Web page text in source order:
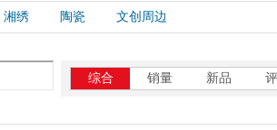
湘绣 陶瓷 文创周边
综合 销量 新品